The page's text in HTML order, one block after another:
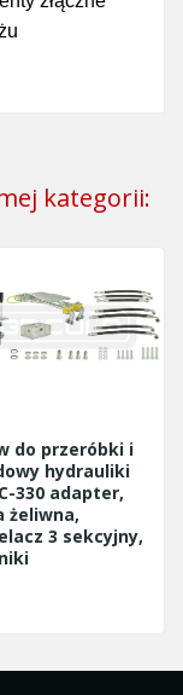
kategorii:
do przeróbki i
hydrauliki
330 adapter,
żeliwna,
3 sekcyjny,